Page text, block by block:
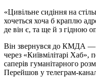
«Цивільне сидіння на
хочеться хоча б краплю
де він є, та ще й з гідною
Він звернувся до КМДА —
через «Київмілітарі Хаб»,
саперів гуманітарного
Перейшов у телеграм-